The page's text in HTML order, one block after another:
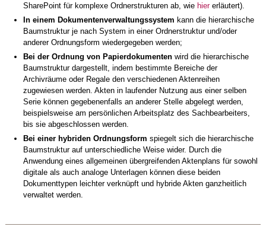
SharePoint für komplexe Ordnerstrukturen ab, wie hiererläutert).
In einem Dokumentenverwaltungssystem kann die hierarchische
Baumstruktur je nach System in einer Ordnerstruktur und/oder
anderer Ordnungsform wiedergegeben werden;
Bei der Ordnung von Papierdokumentenwird die hierarchische
Baumstruktur dargestellt, indem bestimmte Bereiche der
Archivräume oder Regale den verschiedenen Aktenreihen
zugewiesen werden. Akten in laufender Nutzung aus einer selben
Serie können gegebenenfalls an anderer Stelle abgelegt werden,
beispielsweise am persönlichen Arbeitsplatz des Sachbearbeiters,
bis sie abgeschlossen werden.
Bei einer hybriden Ordnungsform spiegelt sich die hierarchische
Baumstruktur auf unterschiedliche Weise wider. Durch die
Anwendung eines allgemeinen übergreifenden Aktenplans für sowohl
digitale als auch analoge Unterlagen können diese beiden
Dokumenttypen leichter verknüpft und hybride Akten ganzheitlich
verwaltet werden.